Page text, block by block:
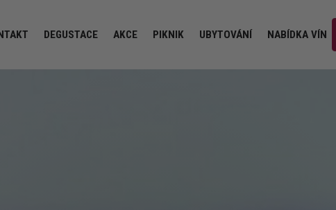
DEGUSTACE AKCE PIKNIK UBYTOVÁNÍ NABÍDKA VÍN